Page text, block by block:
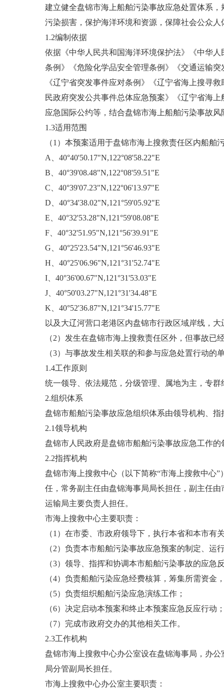
建立健全盘锦市海上船舶污染事故应急处置体系
污染损害，保护海洋环境和资源，保障社会公众
1.2编制依据
依据《中华人民共和国海洋环境保护法》《中华
条例》《危险化学品安全管理条例》《交通运输
《辽宁省突发事件应对条例》《辽宁省海上搜寻
民政府突发公共事件总体应急预案》《辽宁省海
应急国际公约等，结合盘锦市海上船舶污染事故
1.3适用范围
（1）本预案适用于盘锦市海上搜救责任区内船
A、40°40'50.17"N,122°08'58.22"E
B、40°39'08.48"N,122°08'59.51"E
C、40°39'07.23"N,122°06'13.97"E
D、40°34'38.02"N,121°59'05.92"E
E、40°32'53.28"N,121°59'08.08"E
F、40°32'51.95"N,121°56'39.91"E
G、40°25'23.54"N,121°56'46.93"E
H、40°25'06.96"N,121°31'52.74"E
I、40°36'00.67"N,121°31'53.03"E
J、40°50'03.27"N,121°31'34.48"E
K、40°52'36.87"N,121°34'15.77"E
以及大辽河营口老港区内盘锦市行政区域岸线，
（2）发生在盘锦市海上搜救责任区外，但事故
（3）与事故发生相关联的和参与应急处置行动的
1.4工作原则
统一领导、依法规范，分级管理、属地为主，专
2.组织体系
盘锦市船舶污染事故应急组织体系由领导机构、
2.1领导机构
盘锦市人民政府是盘锦市船舶污染事故应急工作
2.2指挥机构
盘锦市海上搜救中心（以下简称“市海上搜救中心
任，常务副主任由盘锦海事局局长担任，副主任
运输局主要负责人担任。
市海上搜救中心主要职责：
（1）在市委、市政府领导下，执行本省和本市
（2）负责本市船舶污染事故应急预案的制定、运
（3）领导、指挥和协调本市船舶污染事故的应急
（4）负责船舶污染应急经费核算，筹集所需资
（5）负责组织船舶污染应急演练工作；
（6）决定启动本预案和终止本预案应急反应行动
（7）完成市政府交办的其他相关工作。
2.3工作机构
盘锦市海上搜救中心办公室设在盘锦海事局，办
局分管副局长担任。
市海上搜救中心办公室主要职责：